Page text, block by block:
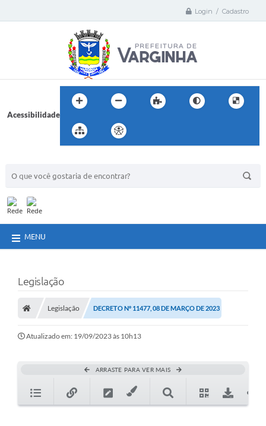
Login / Cadastro
Acessibilidade
MENU
Legislação
Legislação DECRETO Nº 11477, 08 DE MARÇO DE 2023
Atualizado em: 19/09/2023 às 10h13
ARRASTE PARA VER MAIS